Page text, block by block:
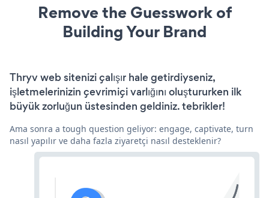
Remove the Guesswork of
Building Your Brand
Thryv web sitenizi çalışır hale getirdiyseniz,
işletmelerinizin çevrimiçi varlığını oluştururken ilk
büyük zorluğun üstesinden geldiniz. tebrikler!
Ama sonra a tough question geliyor: engage, captivate, turn
nasıl yapılır ve daha fazla ziyaretçi nasıl desteklenir?